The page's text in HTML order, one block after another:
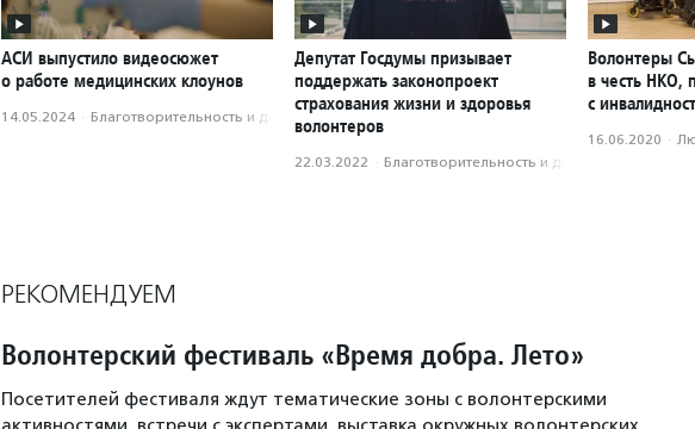
АСИ выпустило видеосюжет
о работе медицинских клоунов
14.05.2024 · Благотвори­тель­ность и доброволь­чест­во
Депутат Госдумы призывает
поддержать законопроект
страхования жизни и здоровья
волонтеров
22.03.2022 · Благотвори­тель­ность и доброволь­чест­во
Волонтеры
в честь
с
16.06.2020 ·
РЕКОМЕНДУЕМ
Волонтерский фестиваль «Время добра. Лето»
Посетителей фестиваля ждут тематические зоны с волонтерскими